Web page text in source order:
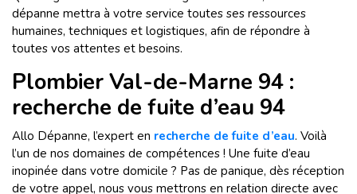
dépanne mettra à votre service toutes ses ressources
humaines, techniques et logistiques, afin de répondre à
toutes vos attentes et besoins.
Plombier Val-de-Marne 94 :
recherche de fuite d’eau 94
Allo Dépanne, l’expert en recherche de fuite d’eau. Voilà
l’un de nos domaines de compétences ! Une fuite d’eau
inopinée dans votre domicile ? Pas de panique, dès réception
de votre appel, nous vous mettrons en relation directe avec